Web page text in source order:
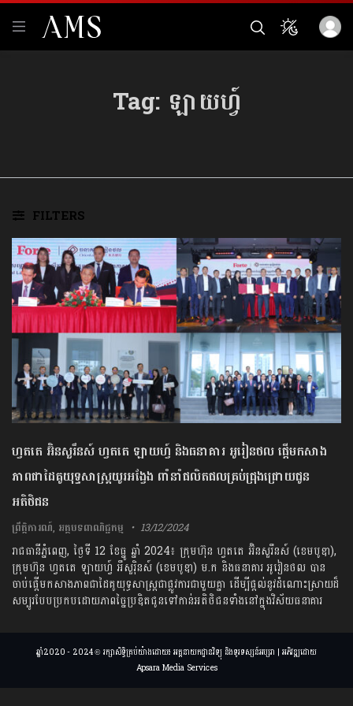
Tag: ឡាយហ្វ៍
FILTERS
ហ្វតតេ អ៊ិនសួរឹនស៍ ហ្វតតេ ឡាយហ្វ៍ និងធនាគារ អូរៀនថល ផ្តើមកសាង
ភាពជាដៃគូយុទ្ធសាស្ត្រយូរអង្វែង ពាំនាំផលិតផលគ្រប់ជ្រុងជ្រោយជូន
អតិថិជន
ព្រឹត្តិការណ៍, អត្ថបទពាណិជ្ជកម្ម 13/12/2024
រាជធានីភ្នំពេញ, ថ្ងៃទី 12 ខែធ្នូ ឆ្នាំ 2024៖ ក្រុមហ៊ុន ហ្វតតេ អ៊ិនសួរឹនស៍ (ខេមបូឌា),
ក្រុមហ៊ុន ហ្វតតេ ឡាយហ្វ៍ អឹសួរ៉ិនស៍ (ខេមបូឌា) ម.ក និងធនាគារ អូរៀនថល បាន
ចាប់ផ្តើមកសាងភាពជាដៃគូយុទ្ធសាស្ត្រជាផ្លូវការជាមួយគ្នា ដើម្បីផ្តល់នូវដំណោះស្រាយដ៏
សម្បូរបែបប្រកបដោយភាពច្នៃប្រឌិតជូនទៅកាន់អតិថិជនទាំងនៅក្នុងវិស័យធនាគារ
ឆ្នាំ2020 - 2024 © រក្សាសិទ្ធិគ្រប់យ៉ាងដោយ៖ អគ្គនាយកដ្ឋានវិទ្យុ និងទូរទស្សន៍អប្សរា | អភិវឌ្ឍដោយ
Apsara Media Services